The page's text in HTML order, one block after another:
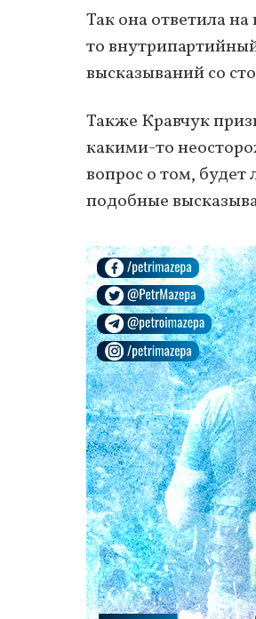
Так она ответила
то
высказываний со
Также Кравчук
какими-то
вопрос о том, будет
подобные